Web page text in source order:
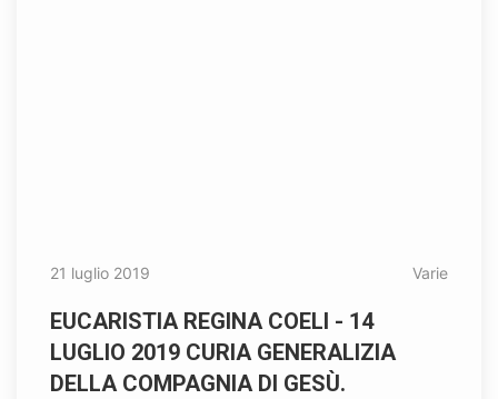
21 luglio 2019 Varie
EUCARISTIA REGINA COELI - 14
LUGLIO 2019 CURIA GENERALIZIA
DELLA COMPAGNIA DI GESÙ.